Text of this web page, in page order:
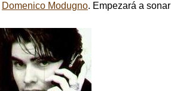
Domenico Modugno. Empezará a sonar